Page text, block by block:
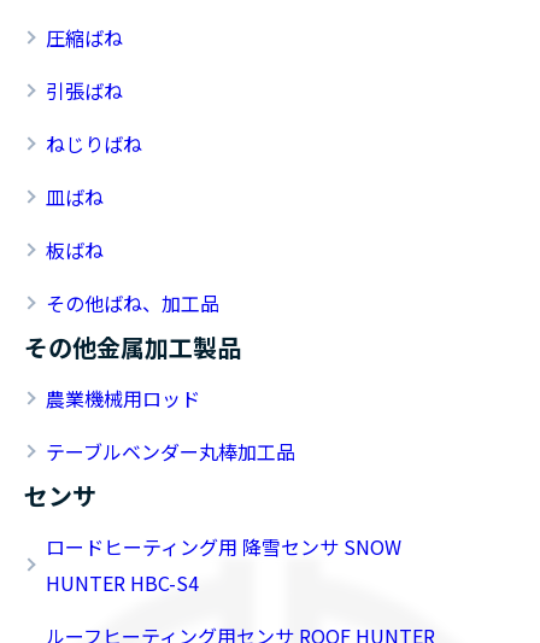
圧縮ばね
引張ばね
ねじりばね
皿ばね
板ばね
その他ばね、加工品
その他金属加工製品
農業機械用ロッド
テーブルベンダー丸棒加工品
センサ
ロードヒーティング用 降雪センサ SNOW
HUNTER HBC-S4
ルーフヒーティング用センサ ROOF HUNTER